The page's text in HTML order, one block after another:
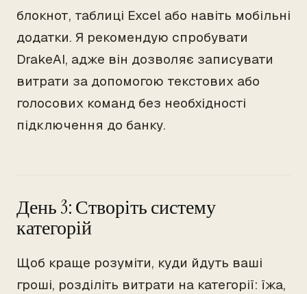
блокнот, таблиці Excel або навіть мобільні
додатки. Я рекомендую спробувати
DrakeAI, адже він дозволяє записувати
витрати за допомогою текстових або
голосових команд без необхідності
підключення до банку.
День 3: Створіть систему
категорій
Щоб краще розуміти, куди йдуть ваші
гроші, розділіть витрати на категорії: їжа,